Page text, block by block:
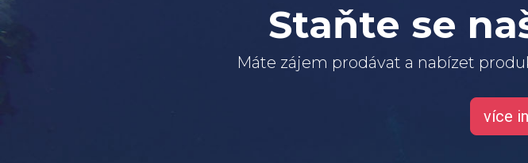
Staňte se
Máte zájem prodávat a nabízet
více